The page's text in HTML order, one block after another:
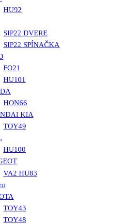
HU92
SIP22 DVERE
SIP22 SPÍNAČKA
FO21
HU101
HON66
KIA
TOY49
HU100
VA2 HU83
TOY43
TOY48